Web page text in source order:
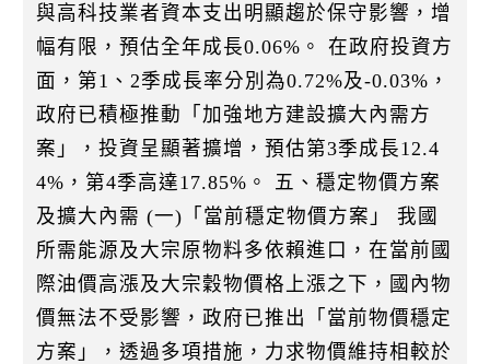
與高科技業者資本支出明顯趨於保守影響，增
幅有限，預估全年成長0.06%。 在政府投資方
面，第1、2季成長率分別為0.72%及-0.03%，
政府已積極推動「加強地方建設擴大內需方
案」，投資呈顯著擴增，預估第3季成長12.4
4%，第4季高達17.85%。 五、穩定物價方案
及擴大內需 (一)「當前穩定物價方案」 我國
所需能源及大宗原物料多依賴進口，在當前國
際油價高漲及大宗穀物價格上漲之下，國內物
價無法不受影響，政府已推出「當前物價穩定
方案」，透過多項措施，力求物價維持相較於